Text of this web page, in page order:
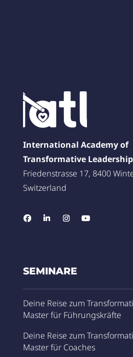
International Academy of
Transformative Leadership
Friedenstrasse 17, 8400
Switzerland
SEMINARE
Deine Reise zum
Master für Führungskräfte
Deine Reise zum
Master für Coaches